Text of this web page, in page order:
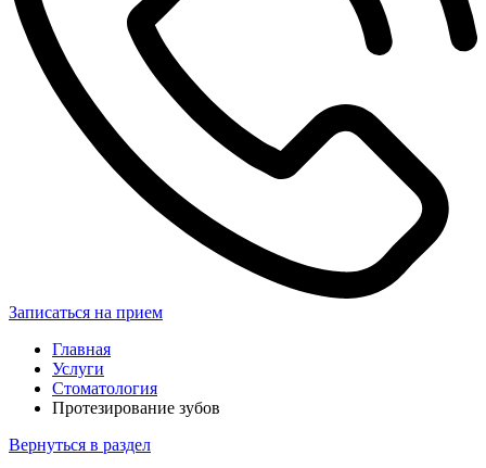
Записаться на прием
Главная
Услуги
Стоматология
Протезирование зубов
Вернуться в раздел